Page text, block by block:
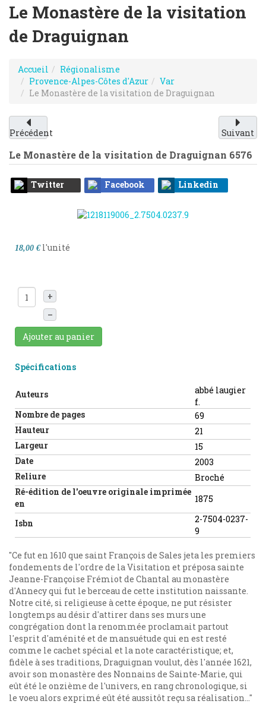
Le Monastère de la visitation
de Draguignan
Accueil
Régionalisme
Provence-Alpes-Côtes d'Azur
Var
Le Monastère de la visitation de Draguignan
Précédent Suivant
Le Monastère de la visitation de Draguignan 6576
Twitter Facebook Linkedin
18,00 € l'unité
+
–
Ajouter au panier
Spécifications
Auteurs
abbé laugier
f.
Nombre de pages
69
Hauteur
21
Largeur
15
Date
2003
Reliure
Broché
Ré-édition de l'oeuvre originale imprimée
en
1875
Isbn
2-7504-0237-
9
"Ce fut en 1610 que saint François de Sales jeta les premiers
fondements de l'ordre de la Visitation et préposa sainte
Jeanne-Françoise Frémiot de Chantal au monastère
d'Annecy qui fut le berceau de cette institution naissante.
Notre cité, si religieuse à cette époque, ne put résister
longtemps au désir d'attirer dans ses murs une
congrégation dont la renommée proclamait partout
l'esprit d'aménité et de mansuétude qui en est resté
comme le cachet spécial et la note caractéristique; et,
fidèle à ses traditions, Draguignan voulut, dès l'année 1621,
avoir son monastère des Nonnains de Sainte-Marie, qui
eût été le onzième de l'univers, en rang chronologique, si
le voeu alors exprimé eût été aussitôt reçu sa réalisation..."